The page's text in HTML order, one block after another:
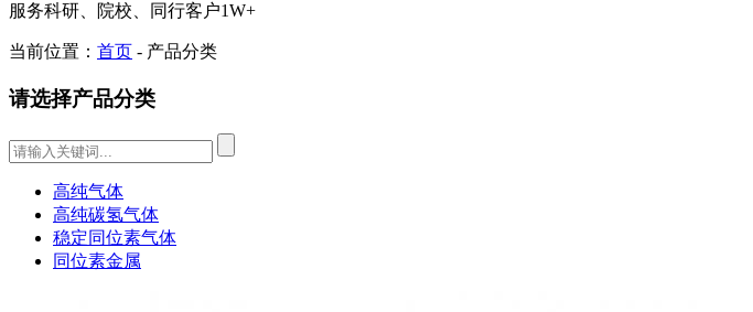
服务科研、院校、同行客户1W+
当前位置： 首页 - 产品分类
请选择产品分类
高纯气体
高纯碳氢气体
稳定同位素气体
同位素金属